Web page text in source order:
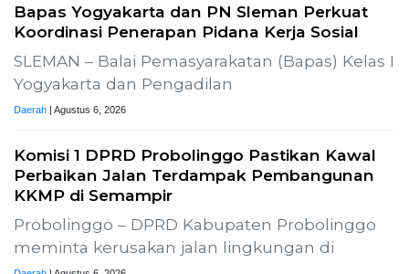
Bapas Yogyakarta dan PN Sleman Perkuat
Koordinasi Penerapan Pidana Kerja Sosial
SLEMAN – Balai Pemasyarakatan (Bapas) Kelas I
Yogyakarta dan Pengadilan
Daerah | Agustus 6, 2026
Komisi 1 DPRD Probolinggo Pastikan Kawal
Perbaikan Jalan Terdampak Pembangunan
KKMP di Semampir
Probolinggo – DPRD Kabupaten Probolinggo
meminta kerusakan jalan lingkungan di